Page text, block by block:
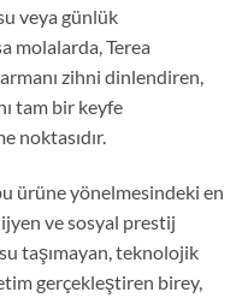
veya günlük
molalarda, Terea
zihni dinlendiren,
tam bir keyfe
noktasıdır.
ürüne yönelmesindeki en
ve sosyal prestij
taşımayan, teknolojik
gerçekleştiren birey,